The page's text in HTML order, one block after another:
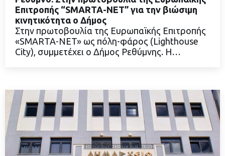
ΔΙΑΒΑΣΤΕ ΠΕΡΙΣΣΟΤΕΡΑ
Επιτροπής “SMARTA-NET” για την βιώσιμη
κινητικότητα ο Δήμος
Στην πρωτοβουλία της Ευρωπαϊκής Επιτροπής
«SMARTA-NET» ως πόλη-φάρος (Lighthouse
City), συμμετέχει ο Δήμος Ρεθύμνης. Η…